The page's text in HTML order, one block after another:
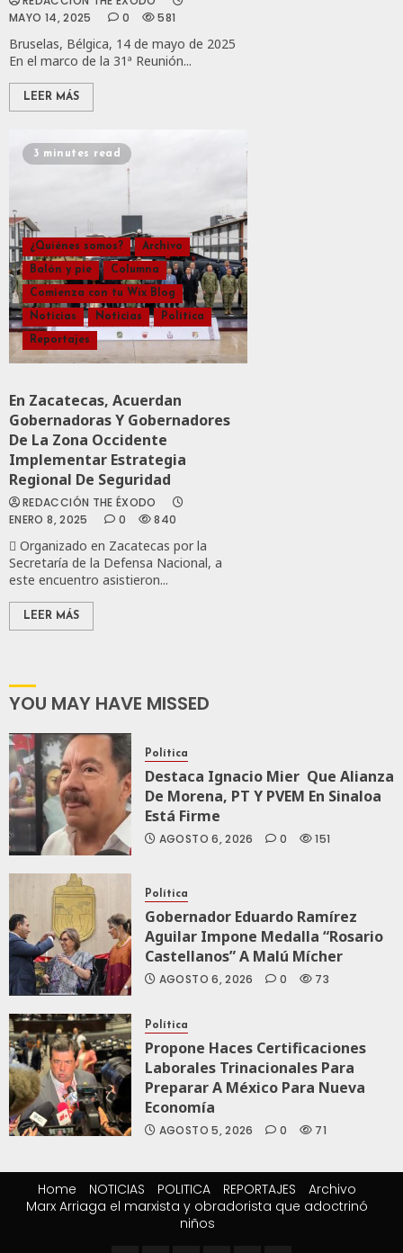
MAYO 14, 2025
0 581
Bruselas, Bélgica, 14 de mayo de 2025
En el marco de la 31ª Reunión...
LEER MÁS
3 minutes read
¿Quiénes somos? Archivo
Balón y pie Columna
Comienza con tu Wix Blog
Noticias Noticias Política
Reportajes
En Zacatecas, Acuerdan
Gobernadoras Y Gobernadores
De La Zona Occidente
Implementar Estrategia
Regional De Seguridad
REDACCIÓN THE ÉXODO
ENERO 8, 2025
0 840
 Organizado en Zacatecas por la
Secretaría de la Defensa Nacional, a
este encuentro asistieron...
LEER MÁS
YOU MAY HAVE MISSED
Política
Destaca Ignacio Mier Que Alianza
De Morena, PT Y PVEM En Sinaloa
Está Firme
AGOSTO 6, 2026 0 151
Política
Gobernador Eduardo Ramírez
Aguilar Impone Medalla “Rosario
Castellanos” A Malú Mícher
AGOSTO 6, 2026 0 73
Política
Propone Haces Certificaciones
Laborales Trinacionales Para
Preparar A México Para Nueva
Economía
AGOSTO 5, 2026 0 71
Home NOTICIAS POLITICA REPORTAJES
Archivo
Marx Arriaga el marxista y obradorista que adoctrinó
niños